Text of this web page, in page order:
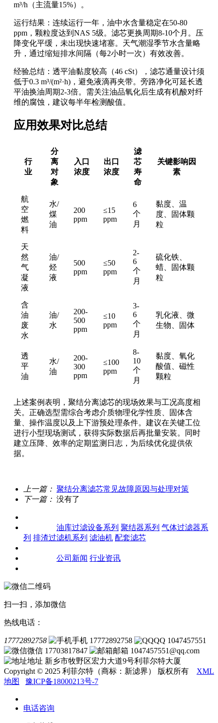
m³/h（主流量15%）。
运行结果：连续运行一年，油中水含量稳定在50-80
ppm，颗粒度达到NAS 5级。滤芯更换周期8-10个月。压
降变化平缓，未出现快速堵塞。天气潮湿季节水含量略
升，通过缩短排水间隔（每2小时一次）有效改善。
经验总结：透平油黏度较高（46 cSt），滤芯通量设计须
低于0.3 m³/(m²·h)，避免液滴再夹带。旁路净化可延长透
平油换油周期2-3倍。需关注油品氧化后生成有机酸对纤
维的腐蚀，建议每半年检测酸值。
应用效果对比总结
行
业
分
离
对
象
入口
浓度
出口
浓度
滤
芯
寿
命
关键影响因
素
航
空
燃
料
水/
煤
油
200
ppm
≤15
ppm
6
个
月
黏度、温
度、固体颗
粒
天
然
气
凝
液
油/
烃
液
500
ppm
≤50
ppm
2-
6
个
月
硫化铁、
蜡、固体颗
粒
含
油
废
水
油/
水
200-
500
ppm
≤10
ppm
3-
6
个
月
乳化液、微
生物、固体
透
平
油
水/
油
200-
300
ppm
≤100
ppm
8-
10
个
月
黏度、氧化
酸值、磁性
颗粒
上述案例表明，聚结分离滤芯的现场效果与工况高度相
关。正确选型需综合考虑介质物理化学性质、固体含
量、操作温度以及上下游预处理条件。建议在关键工位
进行小型现场测试，获得实际数据后再批量安装。同时
建立压降、效率的定期监测日志，为后续优化提供依
据。
上一篇： 聚结分离滤芯常见故障原因与处理对策
下一篇： 没有了
油库过滤设备系列 聚结器系列 气体过滤器系
列 排渣过滤机系列 滤油机 配套滤芯
公司新闻 行业资讯
扫一扫，添加微信
热线电话：
17772892758 手机 17772892758
QQ 1047457551
微信 17703817847
邮箱 1047457551@qq.com
地址 新乡市牧野区宏力大道9号利菲尔特大厦
Copyright © 2025 利菲尔特（商标：新滤界） 版权所有 XML
地图
豫ICP备18000213号-7
电话咨询